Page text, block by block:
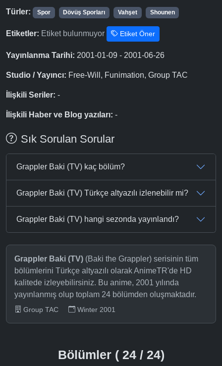
Türler: Spor Dövüş Sporları Vahşet Shounen
Etiketler: Etiket bulunmuyor Etiket Öner
Yayınlanma Tarihi: 2001-01-09 - 2001-06-26
Studio / Yayıncı: Free-Will, Funimation, Group TAC
İlişkili Seriler: -
İlişkili Haber ve Blog yazıları: -
Sık Sorulan Sorular
Grappler Baki (TV) kaç bölüm?
Grappler Baki (TV) Türkçe altyazılı izlenebilir mi?
Grappler Baki (TV) hangi sezonda yayınlandı?
Grappler Baki (TV) (Baki the Grappler) serisinin tüm
bölümlerini Türkçe altyazılı olarak AnimeTR'de HD
kalitede izleyebilirsiniz. Bu anime, 2001 yılında
yayınlanmış olup toplam 24 bölümden oluşmaktadır.
Group TAC Winter 2001
Bölümler ( 24 / 24)